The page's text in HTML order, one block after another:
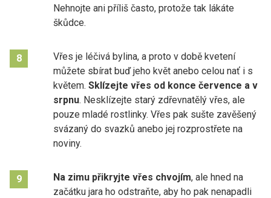
Nehnojte ani příliš často, protože tak lákáte
škůdce.
8
Vřes je léčivá bylina, a proto v době kvetení
můžete sbírat buď jeho květ anebo celou nať i s
květem. Sklízejte vřes od konce července a v
srpnu. Nesklízejte starý zdřevnatělý vřes, ale
pouze mladé rostlinky. Vřes pak sušte zavěšený
svázaný do svazků anebo jej rozprostřete na
noviny.
9 Na zimu přikryjte vřes chvojím, ale hned na
začátku jara ho odstraňte, aby ho pak nenapadli